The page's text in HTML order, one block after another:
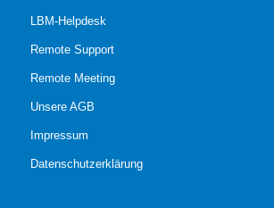
LBM-Helpdesk
Remote Support
Remote Meeting
Unsere AGB
Impressum
Datenschutzerklärung